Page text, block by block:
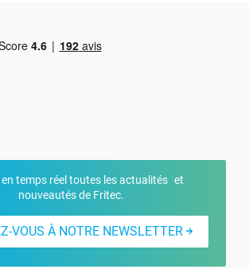
en temps réel toutes les actualités et
nouveautés de Fritec.
VOUS À NOTRE NEWSLETTER